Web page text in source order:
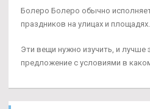
Болеро Болеро обычно
праздников на улицах и площадях.
Эти вещи нужно изучить, и лучше
предложение с условиями в